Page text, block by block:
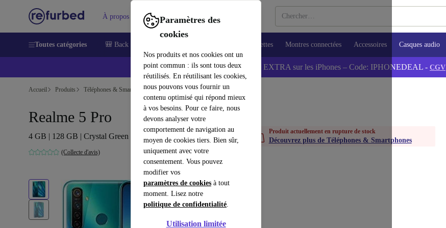
Paramètres des
cookies
Nos produits et nos cookies ont un
point commun : ils sont tous deux
réutilisés. En réutilisant les cookies,
nous pouvons vous fournir un
contenu optimisé qui répond mieux
à vos besoins. Pour ce faire, nous
devons analyser votre
comportement de navigation au
moyen de cookies tiers. Bien sûr,
uniquement avec votre
consentement. Vous pouvez
modifier vos
paramètres de cookies à tout
moment. Lisez notre
politique de confidentialité.
Utilisation limitée
À propos Aide
Toutes catégories 🎒 Back to school Tablettes Montres connectées Accessoires Casques audio
💰-5% EXTRA sur les iPhones – Code: IPHONEDEAL - CGV
Accueil Produits Téléphones & Smartphones
Realme 5 Pro
4 GB | 128 GB | Crystal Green
(Collecte d'avis)
Produit actuellement en rupture de stock
Découvrez plus de Téléphones & Smartphones